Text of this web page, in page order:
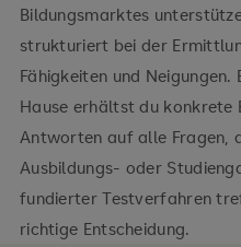
Bildungsmarktes
strukturiert bei der
Fähigkeiten und Neigungen.
Hause erhältst du konkrete
Antworten auf alle Fragen,
Ausbildungs- oder
fundierter Testverfahren
richtige Entscheidung.